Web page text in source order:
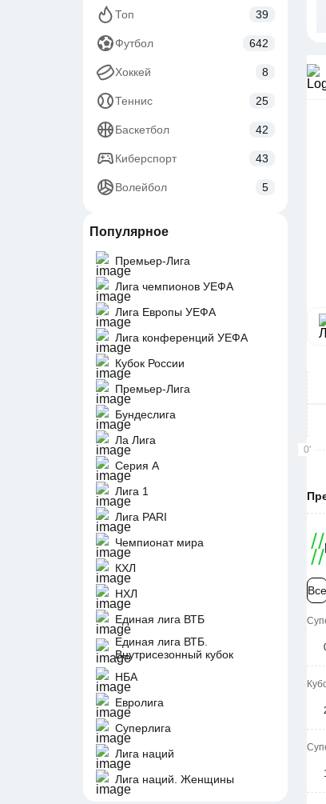
Топ 39
Футбол 642
Хоккей 8
Теннис 25
Баскетбол 42
Киберспорт 43
Волейбол 5
Популярное
Премьер-Лига
Лига чемпионов УЕФА
Лига Европы УЕФА
Лига конференций УЕФА
Кубок России
Премьер-Лига
Бундеслига
Ла Лига
Серия А
Лига 1
Лига PARI
Чемпионат мира
КХЛ
НХЛ
Единая лига ВТБ
Единая лига ВТБ.
Внутрисезонный кубок
НБА
Евролига
Суперлига
Лига наций
Лига наций. Женщины
0'
Все